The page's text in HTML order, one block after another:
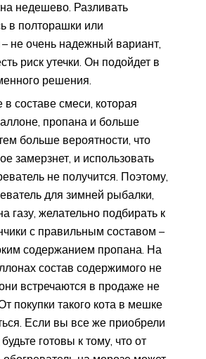
недешево. Разливать
в полторашки или
– не очень надежный вариант,
риск утечки. Он подойдет в
решения.
составе смеси, которая
пропана и больше
больше вероятности, что
замерзнет, и использовать
не получится. Поэтому,
для зимней рыбалки,
газу, желательно подбирать к
с правильным составом –
содержанием пропана. На
состав содержимого не
встречаются в продаже не
покупки такого кота в мешке
Если вы все же приобрели
готовы к тому, что от